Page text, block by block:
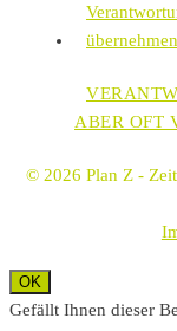
ABER OFT
© 2026 Plan Z -
OK
Gefällt Ihnen dieser